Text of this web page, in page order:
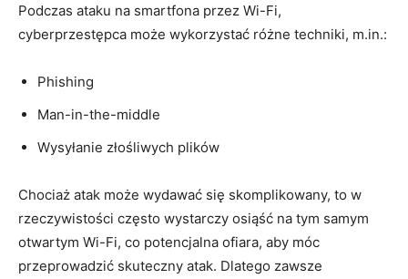
Podczas ataku na smartfona przez Wi-Fi,
cyberprzestępca może wykorzystać różne techniki, m.in.:
Phishing
Man-in-the-middle
Wysyłanie złośliwych plików
Chociaż atak może wydawać się skomplikowany, to w
rzeczywistości często wystarczy osiąść na tym samym
otwartym Wi-Fi, co potencjalna ofiara, aby móc
przeprowadzić skuteczny atak. Dlatego zawsze